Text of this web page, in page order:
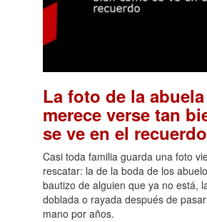
La foto de la
merece verse tan
se ve en el recuerdo
Casi toda familia guarda una foto
rescatar: la de la boda de los
bautizo de alguien que ya no está,
doblada o rayada después de
mano por años.